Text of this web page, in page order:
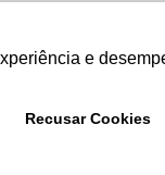
e
Recusar Cookies
Copyright © 2019